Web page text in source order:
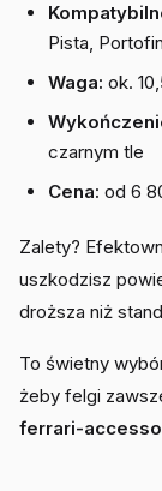
Pista,
Waga: ok.
czarnym tle
Cena: od 6
Zalety?
uszkodzisz
droższa niż
To świetny
żeby felgi
ferrari-